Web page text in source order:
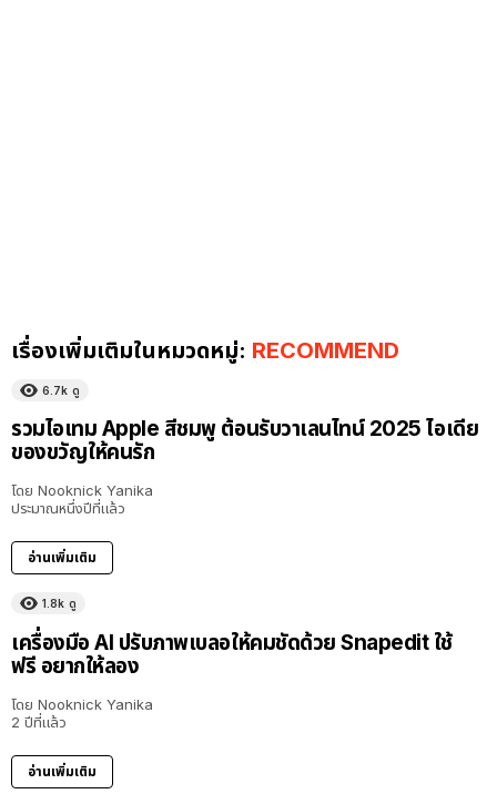
เรื่องเพิ่มเติมในหมวดหมู่: RECOMMEND
6.7k ดู
รวมไอเทม Apple สีชมพู ต้อนรับวาเลนไทน์ 2025 ไอเดีย
ของขวัญให้คนรัก
โดย Nooknick Yanika
ประมาณหนึ่งปีที่แล้ว
อ่านเพิ่มเติม
1.8k ดู
เครื่องมือ AI ปรับภาพเบลอให้คมชัดด้วย Snapedit ใช้
ฟรี อยากให้ลอง
โดย Nooknick Yanika
2 ปีที่แล้ว
อ่านเพิ่มเติม